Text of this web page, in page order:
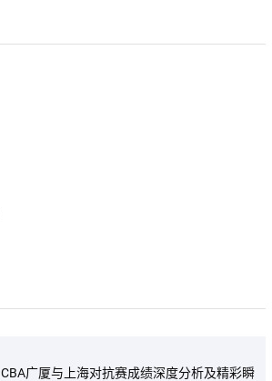
CBA广厦与上海对抗赛成绩深度分析及精彩瞬